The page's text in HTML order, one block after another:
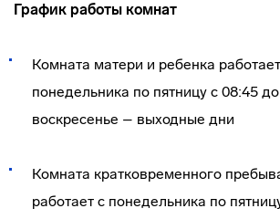
График работы комнат
Комната матери и ребенка
понедельника по пятницу с 08:45
воскресенье – выходные дни
Комната кратковременного
работает с понедельника по